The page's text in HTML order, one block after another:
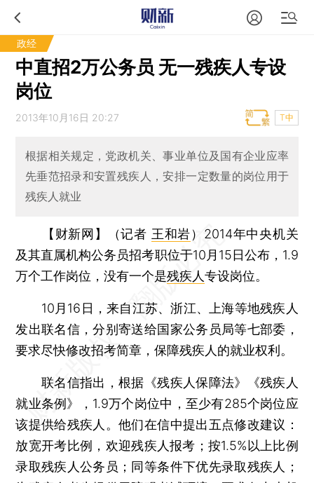
政经
中直招2万公务员 无一残疾人专设
岗位
2013年10月16日 20:27 T中
根据相关规定，党政机关、事业单位及国有企业应率
先垂范招录和安置残疾人，安排一定数量的岗位用于
残疾人就业
【财新网】（记者 王和岩） 2014年中央机关
及其直属机构公务员招考职位于10月15日公布，1.9
万个工作岗位，没有一个是残疾人专设岗位。
10月16日，来自江苏、浙江、上海等地残疾人
发出联名信，分别寄送给国家公务员局等七部委，
要求尽快修改招考简章，保障残疾人的就业权利。
联名信指出，根据《残疾人保障法》《残疾人
就业条例》，1.9万个岗位中，至少有285个岗位应
该提供给残疾人。他们在信中提出五点修改建议：
放宽开考比例，欢迎残疾人报考；按1.5%以上比例
录取残疾人公务员；同等条件下优先录取残疾人；